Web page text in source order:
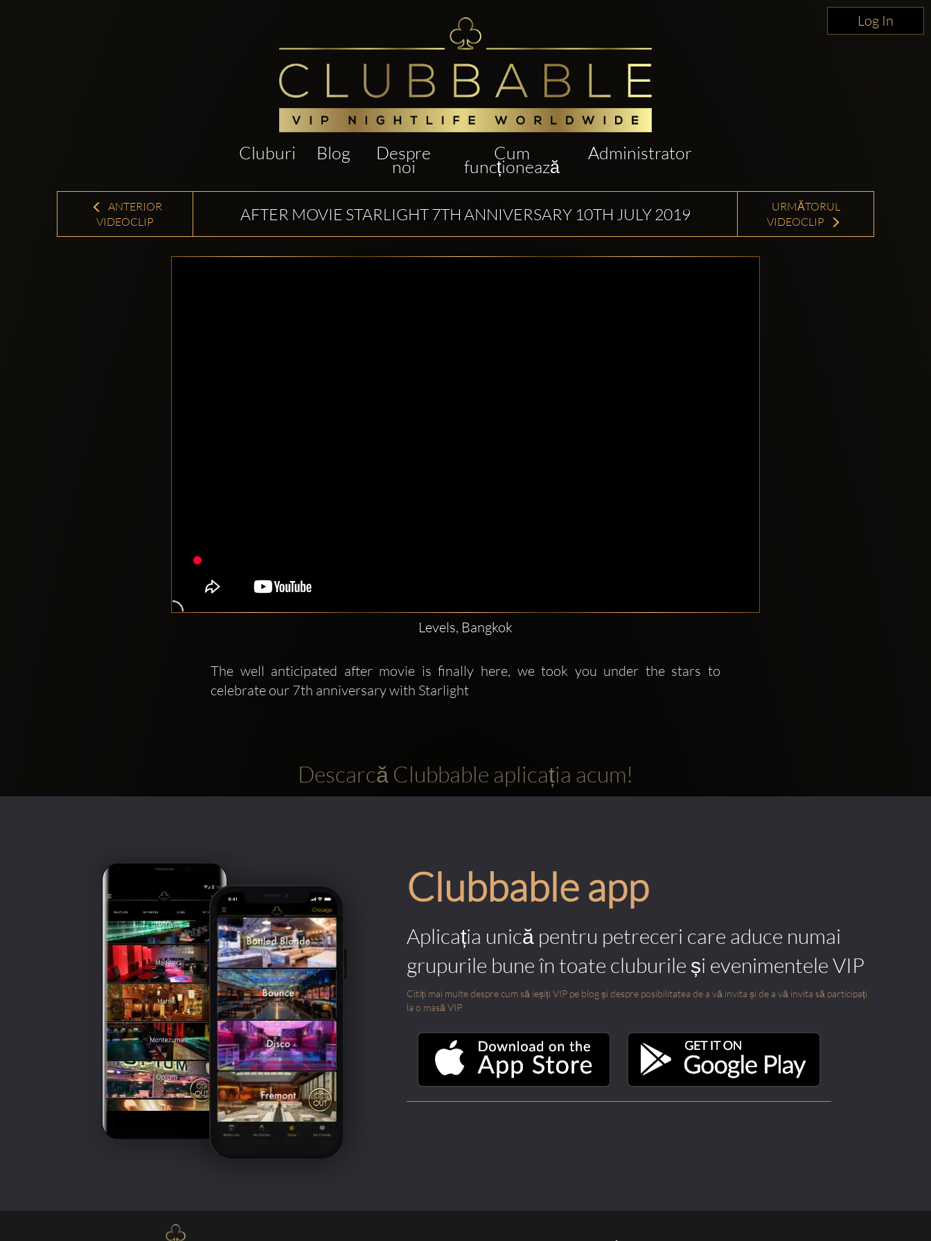
Log In
Cluburi Blog Despre
noi
Cum
funcționează
Administrator
ANTERIOR
VIDEOCLIP
AFTER MOVIE STARLIGHT 7TH ANNIVERSARY 10TH JULY 2019
URMĂTORUL
VIDEOCLIP
Levels, Bangkok
The well anticipated after movie is finally here, we took you under the stars to
celebrate our 7th anniversary with Starlight
Descarcă Clubbable aplicația acum!
Clubbable app
Aplicația unică pentru petreceri care aduce numai
grupurile bune în toate cluburile și evenimentele VIP
Citiți mai multe despre cum să ieșiți VIP pe blog și despre posibilitatea de a vă invita și de a vă invita să participați
la o masă VIP.